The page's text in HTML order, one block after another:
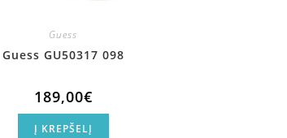
Guess
Guess GU50317 098
189,00€
Į KREPŠELĮ